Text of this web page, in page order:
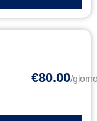
€80.00/